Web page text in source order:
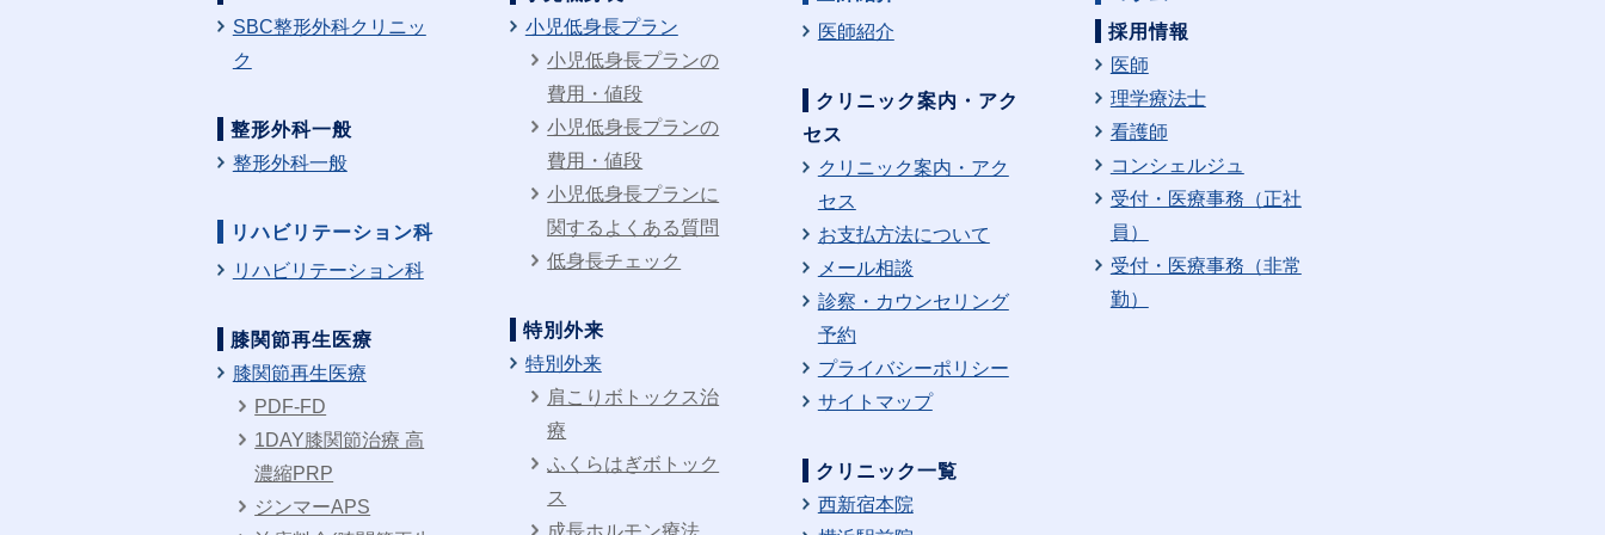
SBC整形外科クリニッ
ク
整形外科一般
整形外科一般
リハビリテーション科
リハビリテーション科
膝関節再生医療
膝関節再生医療
PDF-FD
1DAY膝関節治療 高
濃縮PRP
ジンマーAPS
小児低身長プラン
小児低身長プランの
費用・値段
小児低身長プランの
費用・値段
小児低身長プランに
関するよくある質問
低身長チェック
特別外来
特別外来
肩こりボトックス治
療
ふくらはぎボトック
ス
成長ホルモン療法
医師紹介
クリニック案内・アク
セス
クリニック案内・アク
セス
お支払方法について
メール相談
診察・カウンセリング
予約
プライバシーポリシー
サイトマップ
クリニック一覧
西新宿本院
採用情報
医師
理学療法士
看護師
コンシェルジュ
受付・医療事務（正社
員）
受付・医療事務（非常
勤）